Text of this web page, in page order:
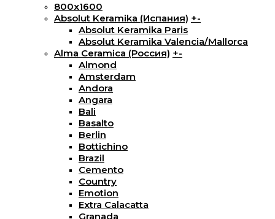
800x1600
Absolut Keramika (Испания) +-
Absolut Keramika Paris
Absolut Keramika Valencia/Mallorca
Alma Ceramica (Россия) +-
Almond
Amsterdam
Andora
Angara
Bali
Basalto
Berlin
Bottichino
Brazil
Cemento
Country
Emotion
Extra Calacatta
Granada